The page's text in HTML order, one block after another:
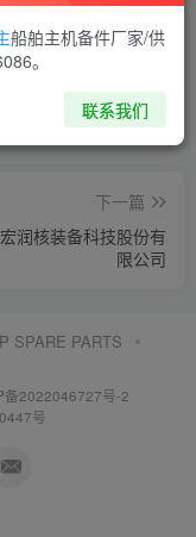
下一篇
润核装备科技股份有
限公司
SPARE PARTS
备2022046727号-2
号
船舶主机备件厂家/供
。
联系我们